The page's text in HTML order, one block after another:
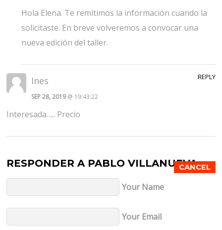
Hola Elena. Te remitimos la información cuando la
solicitaste. En breve volveremos a convocar una
nueva edición del taller.
Ines
SEP 28, 2019@ 19:43:22
Interesada….. Precio
REPLY
RESPONDER A PABLO VILLANUEVA
CANCEL
Your Name
Your Email